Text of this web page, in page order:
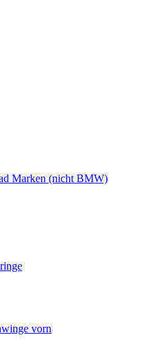
Marken (nicht BMW)
vorn